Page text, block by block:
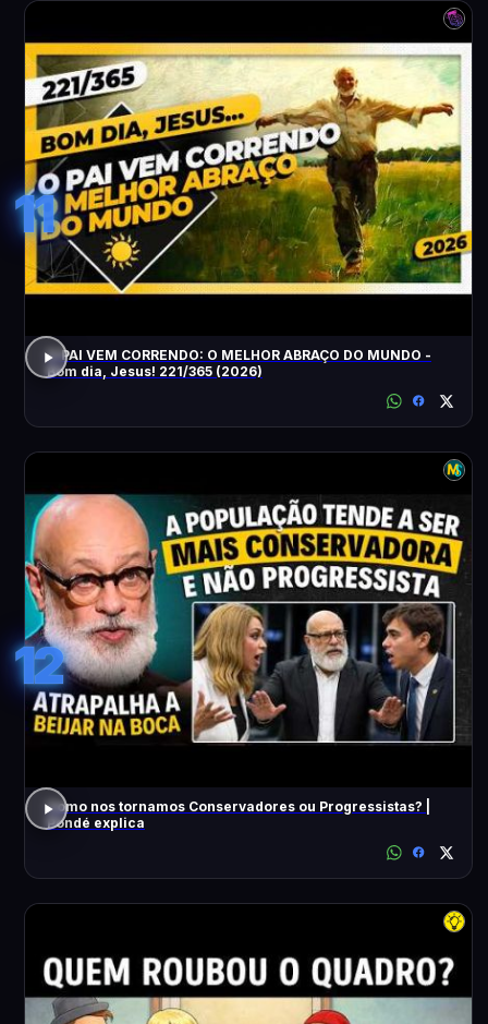
11
O PAI VEM CORRENDO: O MELHOR ABRAÇO DO MUNDO -
Bom dia, Jesus! 221/365 (2026)
12
Como nos tornamos Conservadores ou Progressistas? |
Pondé explica